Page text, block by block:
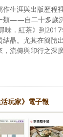
生涯與出版歷程
類——自二十多歲
味．紅茶》到2017
晶。尤其在簡體
流傳與印行之深
玩家》電子報